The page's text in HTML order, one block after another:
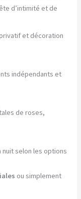
d’intimité et de
et décoration
indépendants et
de roses,
nuit selon les options
ou simplement